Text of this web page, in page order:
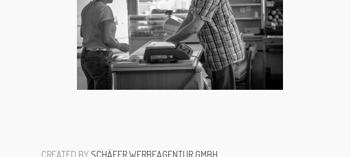
CREATED BY SCHÄFER WERBEAGENTUR GMBH